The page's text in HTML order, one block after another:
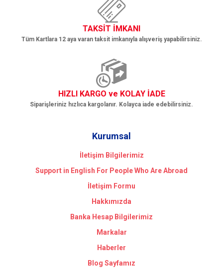
TAKSİT İMKANI
Tüm Kartlara 12 aya varan taksit imkanıyla alışveriş yapabilirsiniz.
HIZLI KARGO ve KOLAY İADE
Siparişleriniz hızlıca kargolanır. Kolayca iade edebilirsiniz.
Kurumsal
İletişim Bilgilerimiz
Support in English For People Who Are Abroad
İletişim Formu
Hakkımızda
Banka Hesap Bilgilerimiz
Markalar
Haberler
Blog Sayfamız